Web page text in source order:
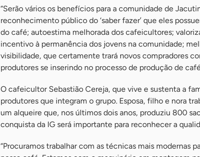
“Serão vários os benefícios para a comunidade de
reconhecimento público do ‘saber fazer’ que eles
do café; autoestima melhorada dos cafeicultores;
incentivo à permanência dos jovens na comunidade;
visibilidade, que certamente trará novos compradores
produtores se inserindo no processo de produção de
O cafeicultor Sebastião Cereja, que vive e sustenta a
produtores que integram o grupo. Esposa, filho e nora
um alqueire que, nos últimos dois anos, produziu 800
conquista da IG será importante para reconhecer a
“Procuramos trabalhar com as técnicas mais modernas